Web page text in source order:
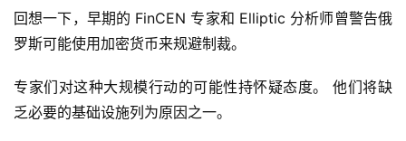
首
回想一下，早期的 FinCEN 专家和 Elliptic 分析师曾警告俄
罗斯可能使用加密货币来规避制裁。
专家们对这种大规模行动的可能性持怀疑态度。 他们将缺
乏必要的基础设施列为原因之一。